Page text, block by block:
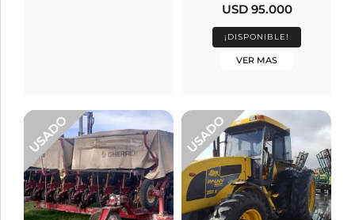
USD 95.000
¡DISPONIBLE!
VER MAS